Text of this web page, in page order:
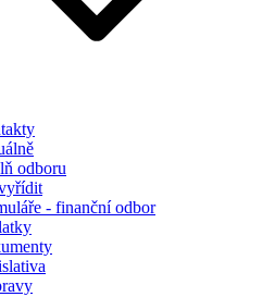
odboru
- finanční odbor